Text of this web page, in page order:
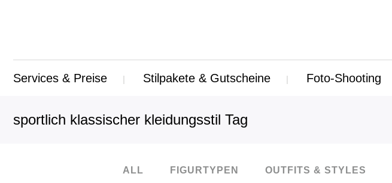
Services & Preise Stilpakete & Gutscheine Foto-Shooting
sportlich klassischer kleidungsstil Tag
ALL FIGURTYPEN OUTFITS & STYLES